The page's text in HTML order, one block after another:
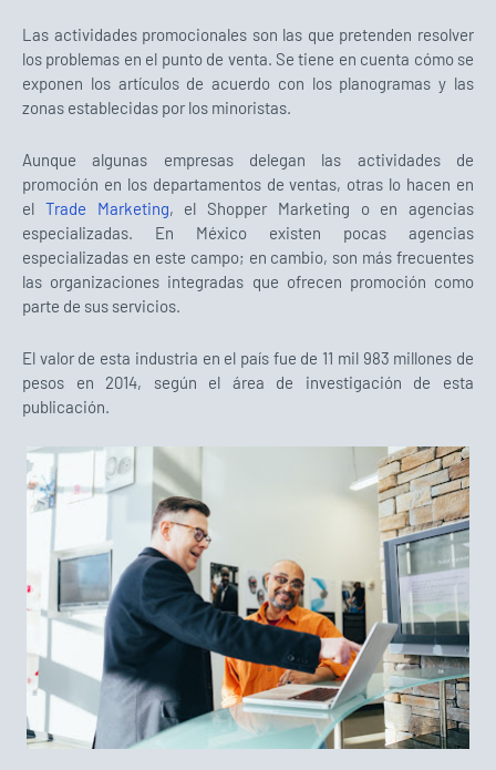
Las actividades promocionales son las que pretenden resolver
los problemas en el punto de venta. Se tiene en cuenta cómo se
exponen los artículos de acuerdo con los planogramas y las
zonas establecidas por los minoristas.
Aunque algunas empresas delegan las actividades de
promoción en los departamentos de ventas, otras lo hacen en
el Trade Marketing, el Shopper Marketing o en agencias
especializadas. En México existen pocas agencias
especializadas en este campo; en cambio, son más frecuentes
las organizaciones integradas que ofrecen promoción como
parte de sus servicios.
El valor de esta industria en el país fue de 11 mil 983 millones de
pesos en 2014, según el área de investigación de esta
publicación.